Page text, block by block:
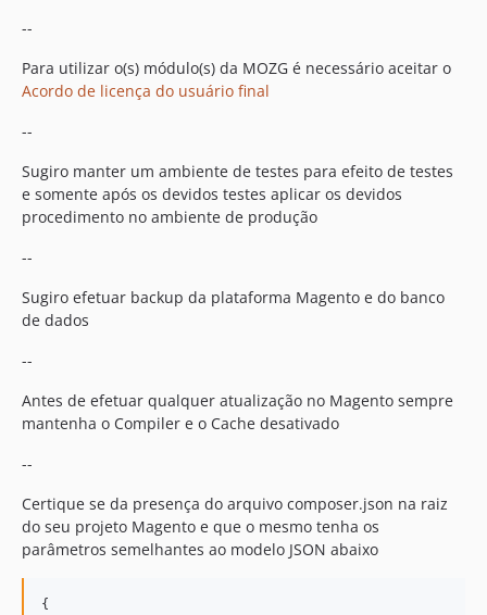
--
Para utilizar o(s) módulo(s) da MOZG é necessário aceitar o
Acordo de licença do usuário final
--
Sugiro manter um ambiente de testes para efeito de testes
e somente após os devidos testes aplicar os devidos
procedimento no ambiente de produção
--
Sugiro efetuar backup da plataforma Magento e do banco
de dados
--
Antes de efetuar qualquer atualização no Magento sempre
mantenha o Compiler e o Cache desativado
--
Certique se da presença do arquivo composer.json na raiz
do seu projeto Magento e que o mesmo tenha os
parâmetros semelhantes ao modelo JSON abaixo
{